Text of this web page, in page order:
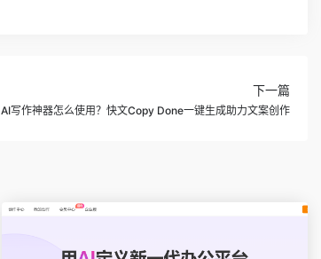
下一篇
AI写作神器怎么使用？快文Copy Done一键生成助力文案创作